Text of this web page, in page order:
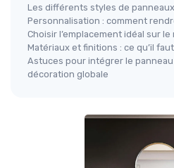
Les différents styles de
Personnalisation : comment
Choisir l’emplacement idéal sur le
Matériaux et finitions : ce qu’il
Astuces pour intégrer le
décoration globale